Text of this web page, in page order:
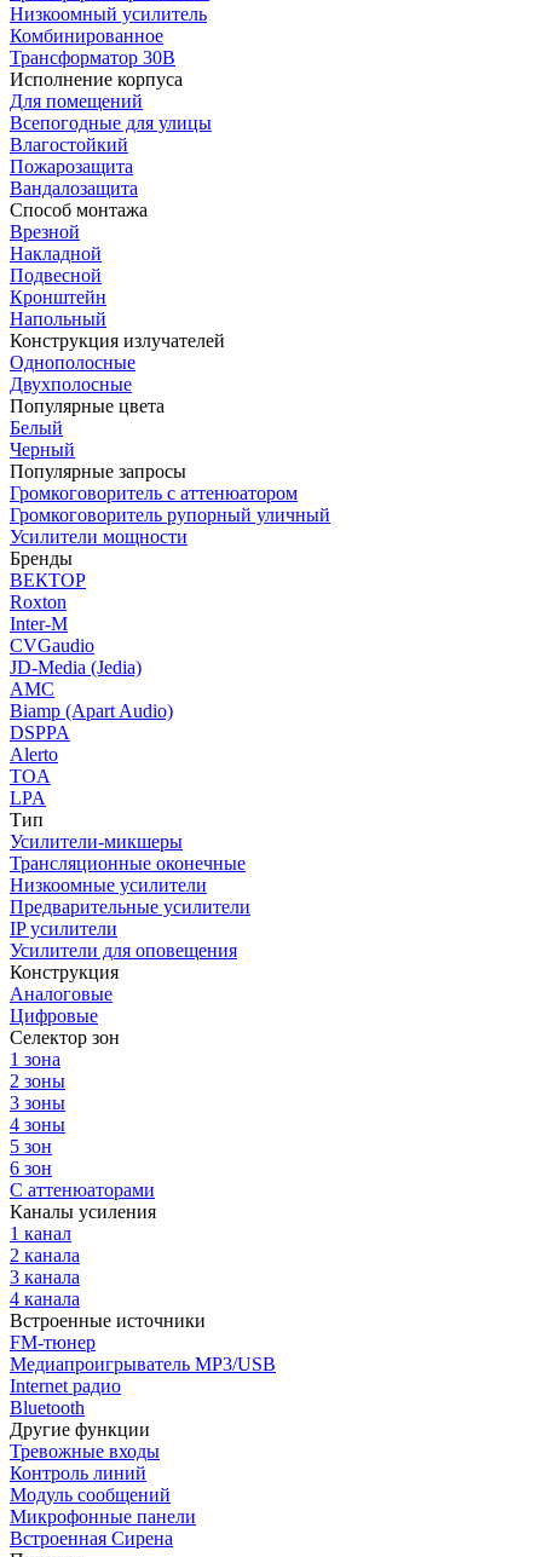
Низкоомный усилитель
Комбинированное
Трансформатор 30В
Исполнение корпуса
Для помещений
Всепогодные для улицы
Влагостойкий
Пожарозащита
Вандалозащита
Способ монтажа
Врезной
Накладной
Подвесной
Кронштейн
Напольный
Конструкция излучателей
Однополосные
Двухполосные
Популярные цвета
Белый
Черный
Популярные запросы
Громкоговоритель с аттенюатором
Громкоговоритель рупорный уличный
Усилители мощности
Бренды
ВЕКТОР
Roxton
Inter-M
CVGaudio
JD-Media (Jedia)
AMC
Biamp (Apart Audio)
DSPPA
Alerto
TOA
LPA
Тип
Усилители-микшеры
Трансляционные оконечные
Низкоомные усилители
Предварительные усилители
IP усилители
Усилители для оповещения
Конструкция
Аналоговые
Цифровые
Селектор зон
1 зона
2 зоны
3 зоны
4 зоны
5 зон
6 зон
С аттенюаторами
Каналы усиления
1 канал
2 канала
3 канала
4 канала
Встроенные источники
FM-тюнер
Медиапроигрыватель MP3/USB
Internet радио
Bluetooth
Другие функции
Тревожные входы
Контроль линий
Модуль сообщений
Микрофонные панели
Встроенная Сирена